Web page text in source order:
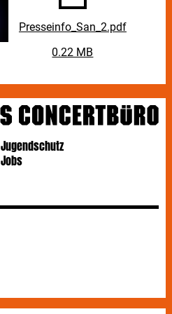
Presseinfo_San_2.pdf
0.22 MB
Jugendschutz
Jobs